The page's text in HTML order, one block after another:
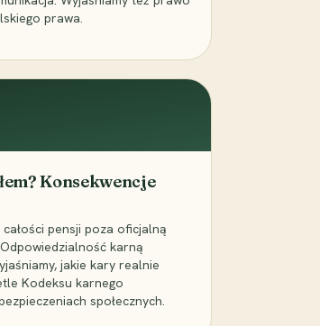
prawa.
Konsekwencje
całości pensji poza oficjalną
karną
jakie kary realnie
Kodeksu karnego
społecznych.